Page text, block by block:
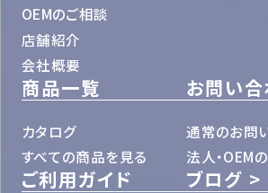
OEMのご相談
店舗紹介
会社概要
商品一覧
カタログ
すべての商品を見る
お問い
通常のお問
法人・OEM
ご利用ガイド
ブログ